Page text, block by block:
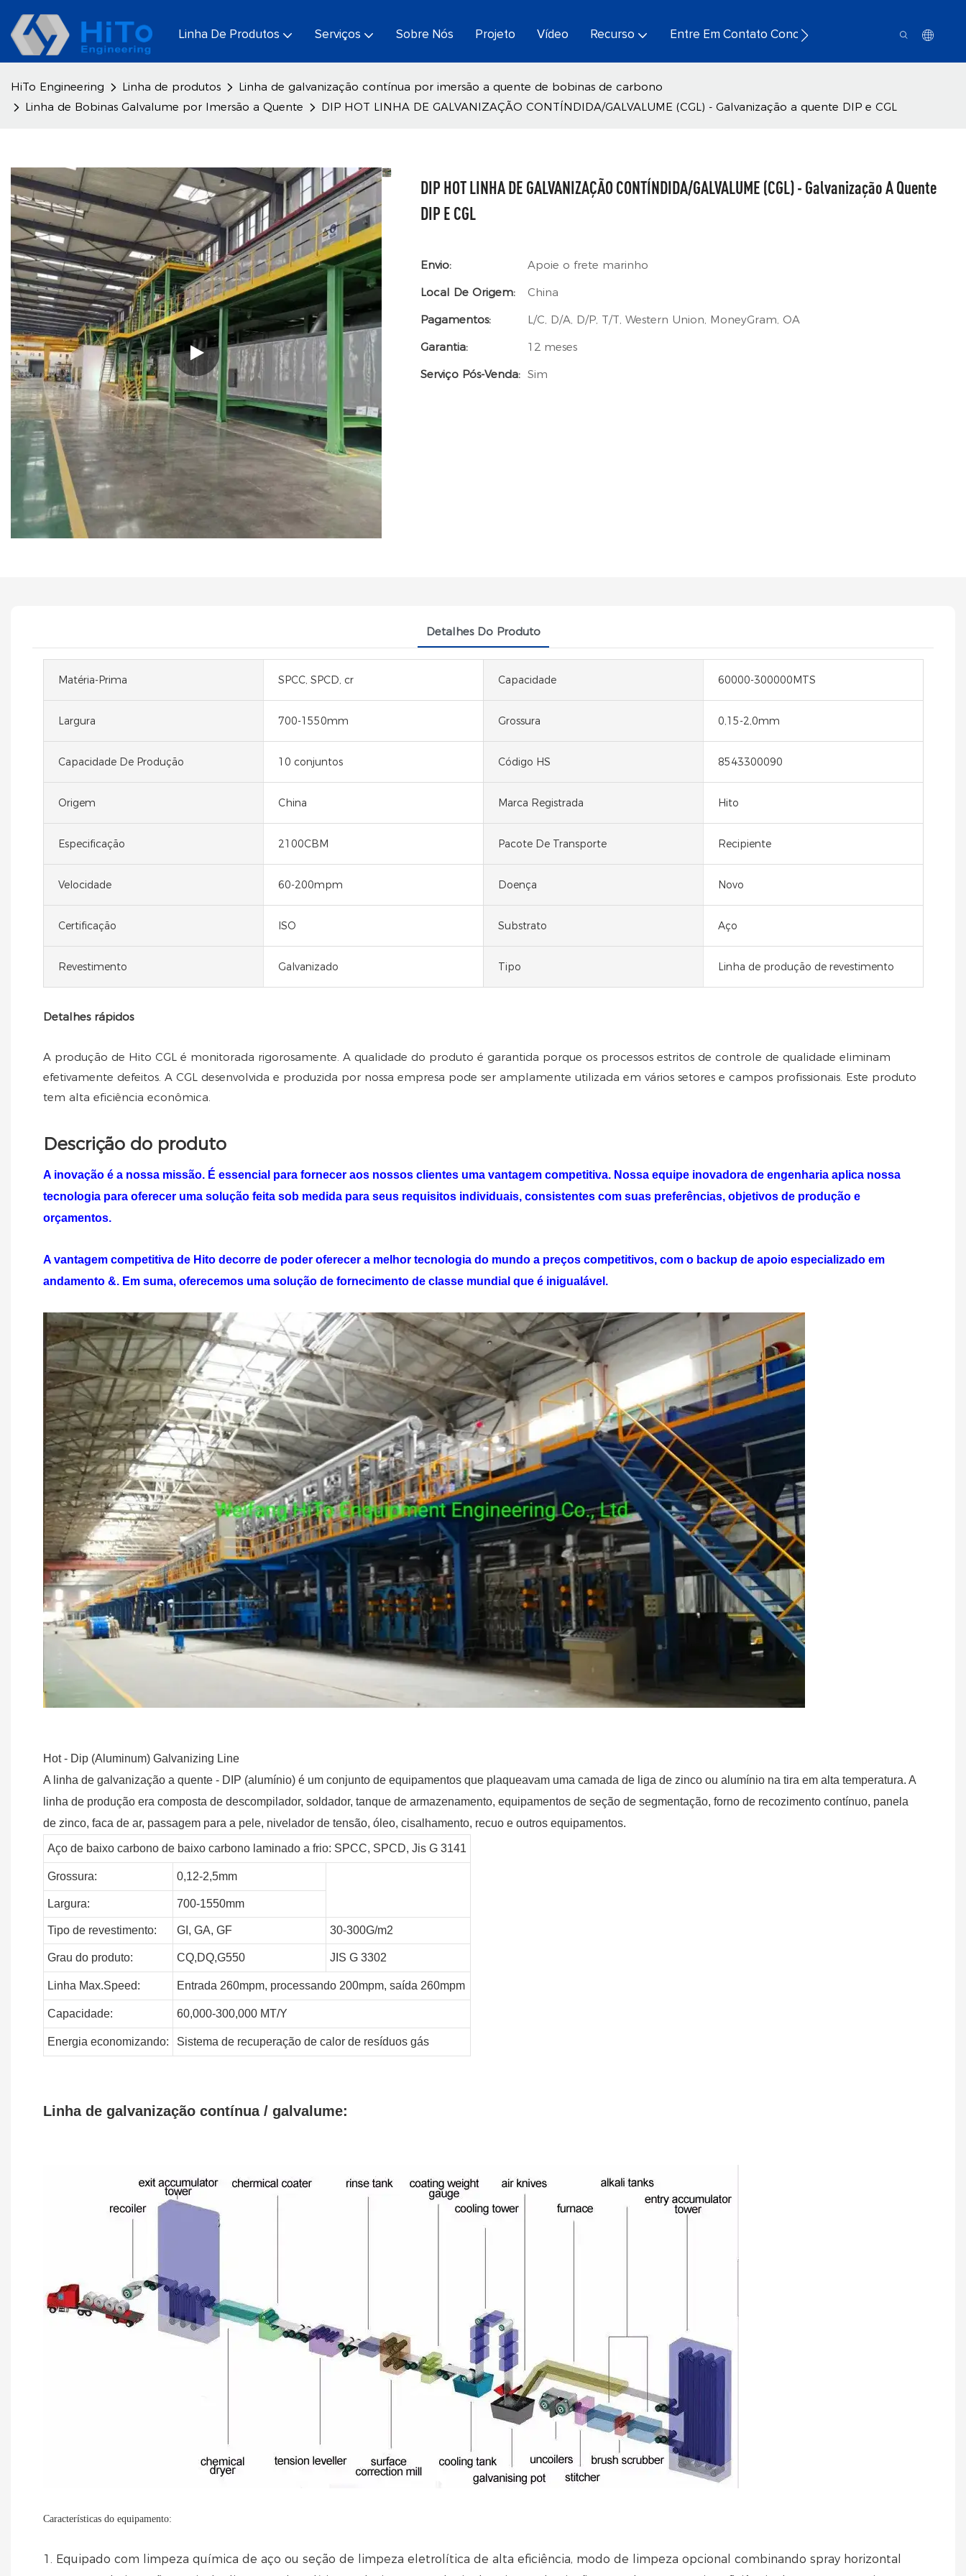
Linha De Produtos Serviços Sobre Nós Projeto Vídeo Recurso Entre Em Contato Conosco
HiTo Engineering Linha de produtos
Linha de galvanização contínua por imersão a quente de bobinas de carbono
Linha de Bobinas Galvalume por Imersão a Quente
DIP HOT LINHA DE GALVANIZAÇÃO CONTÍNDIDA/GALVALUME (CGL) - Galvanização a quente DIP e CGL
DIP HOT LINHA DE GALVANIZAÇÃO CONTÍNDIDA/GALVALUME (CGL) - Galvanização A Quente
DIP E CGL
Envio:
Apoie o frete marinho
Local De Origem:
China
Pagamentos:
L/C, D/A, D/P, T/T, Western Union, MoneyGram, OA
Garantia:
12 meses
Serviço Pós-Venda: Sim
Detalhes Do Produto
Matéria-Prima SPCC, SPCD, cr Capacidade 60000-300000MTS
Largura 700-1550mm Grossura 0,15-2,0mm
Capacidade De Produção 10 conjuntos Código HS 8543300090
Origem China Marca Registrada Hito
Especificação 2100CBM Pacote De Transporte Recipiente
Velocidade 60-200mpm Doença Novo
Certificação ISO Substrato Aço
Revestimento Galvanizado Tipo Linha de produção de revestimento
Detalhes rápidos
A produção de Hito CGL é monitorada rigorosamente. A qualidade do produto é garantida porque os processos estritos de controle de qualidade eliminam
efetivamente defeitos. A CGL desenvolvida e produzida por nossa empresa pode ser amplamente utilizada em vários setores e campos profissionais. Este produto
tem alta eficiência econômica.
Descrição do produto
A inovação é a nossa missão. É essencial para fornecer aos nossos clientes uma vantagem competitiva. Nossa equipe inovadora de engenharia aplica nossa
tecnologia para oferecer uma solução feita sob medida para seus requisitos individuais, consistentes com suas preferências, objetivos de produção e
orçamentos.
A vantagem competitiva de Hito decorre de poder oferecer a melhor tecnologia do mundo a preços competitivos, com o backup de apoio especializado em
andamento &. Em suma, oferecemos uma solução de fornecimento de classe mundial que é inigualável.
Hot - Dip (Aluminum) Galvanizing Line
A linha de galvanização a quente - DIP (alumínio) é um conjunto de equipamentos que plaqueavam uma camada de liga de zinco ou alumínio na tira em alta temperatura. A
linha de produção era composta de descompilador, soldador, tanque de armazenamento, equipamentos de seção de segmentação, forno de recozimento contínuo, panela
de zinco, faca de ar, passagem para a pele, nivelador de tensão, óleo, cisalhamento, recuo e outros equipamentos.
Aço de baixo carbono de baixo carbono laminado a frio: SPCC, SPCD, Jis G 3141
Grossura: 0,12-2,5mm
Largura: 700-1550mm
Tipo de revestimento: GI, GA, GF 30-300G/m2
Grau do produto: CQ,DQ,G550 JIS G 3302
Linha Max.Speed: Entrada 260mpm, processando 200mpm, saída 260mpm
Capacidade: 60,000-300,000 MT/Y
Energia economizando: Sistema de recuperação de calor de resíduos gás
Linha de galvanização contínua / galvalume:
Características do equipamento:
1. Equipado com limpeza química de aço ou seção de limpeza eletrolítica de alta eficiência, modo de limpeza opcional combinando spray horizontal